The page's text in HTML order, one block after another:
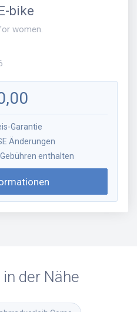
bike
women.
Garantie
Änderungen
enthalten
der Nähe